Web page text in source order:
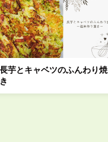
長芋とキャベツのふんわり焼
き